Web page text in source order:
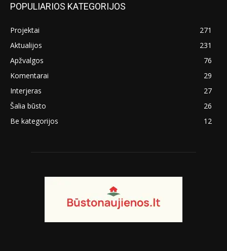
POPULIARIOS KATEGORIJOS
Projektai
271
Aktualijos
231
Apžvalgos
76
Komentarai
29
Interjeras
27
Šalia būsto
26
Be kategorijos
12